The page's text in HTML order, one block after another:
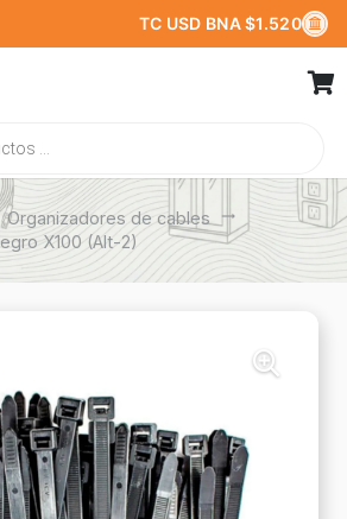
TC USD BNA $1.520
Organizadores de cables trending_flat
X100 (Alt-2)